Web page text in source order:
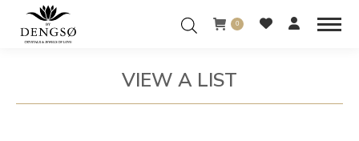
0
VIEW A LIST
You are here: